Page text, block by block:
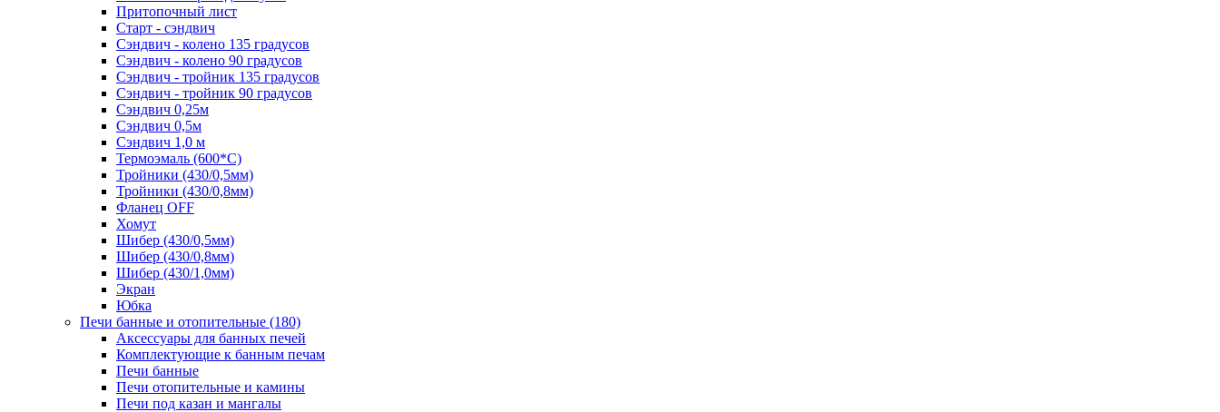
Притопочный лист
Старт - сэндвич
Сэндвич - колено 135 градусов
Сэндвич - колено 90 градусов
Сэндвич - тройник 135 градусов
Сэндвич - тройник 90 градусов
Сэндвич 0,25м
Сэндвич 0,5м
Сэндвич 1,0 м
Термоэмаль (600*С)
Тройники (430/0,5мм)
Тройники (430/0,8мм)
Фланец OFF
Хомут
Шибер (430/0,5мм)
Шибер (430/0,8мм)
Шибер (430/1,0мм)
Экран
Юбка
Печи банные и отопительные (180)
Аксессуары для банных печей
Комплектующие к банным печам
Печи банные
Печи отопительные и камины
Печи под казан и мангалы